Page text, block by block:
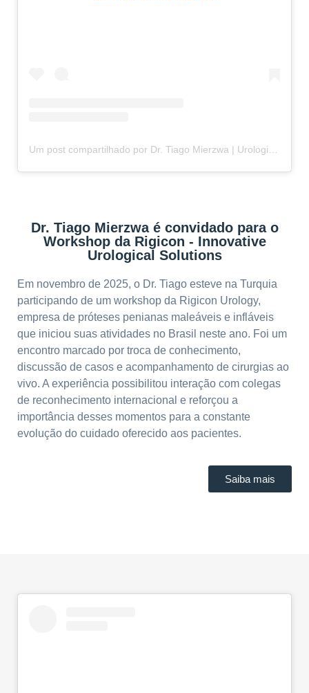
Dr. Tiago Mierzwa é convidado para o
Workshop da Rigicon - Innovative
Urological Solutions
Em novembro de 2025, o Dr. Tiago esteve na Turquia
participando de um workshop da Rigicon Urology,
empresa de próteses penianas maleáveis e infláveis
que iniciou suas atividades no Brasil neste ano. Foi um
encontro marcado por troca de conhecimento,
discussão de casos e acompanhamento de cirurgias ao
vivo. A experiência possibilitou interação com colegas
de reconhecimento internacional e reforçou a
importância desses momentos para a constante
evolução do cuidado oferecido aos pacientes.
Saiba mais